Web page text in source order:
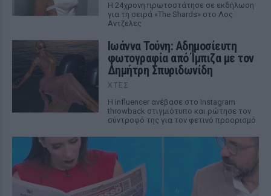
Η 24χρονη πρωτοστάτησε σε εκδήλωση
για τη σειρά «The Shards» στο Λος
Αντζελες
Ιωάννα Τούνη: Αδημοσίευτη
φωτογραφία από Ίμπιζα με τον
Δημήτρη Σπυριδωνίδη
ΧΤΕΣ
Η influencer ανέβασε στο Instagram
throwback στιγμιότυπο και ρώτησε τον
σύντροφό της για τον φετινό προορισμό